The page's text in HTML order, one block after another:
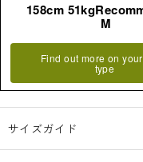
158cm
M
Find out more on
type
サイズガイド